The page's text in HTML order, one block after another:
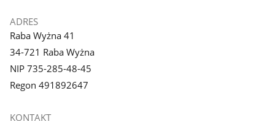
ADRES
Raba Wyżna 41
34-721 Raba Wyżna
NIP 735-285-48-45
Regon 491892647
KONTAKT